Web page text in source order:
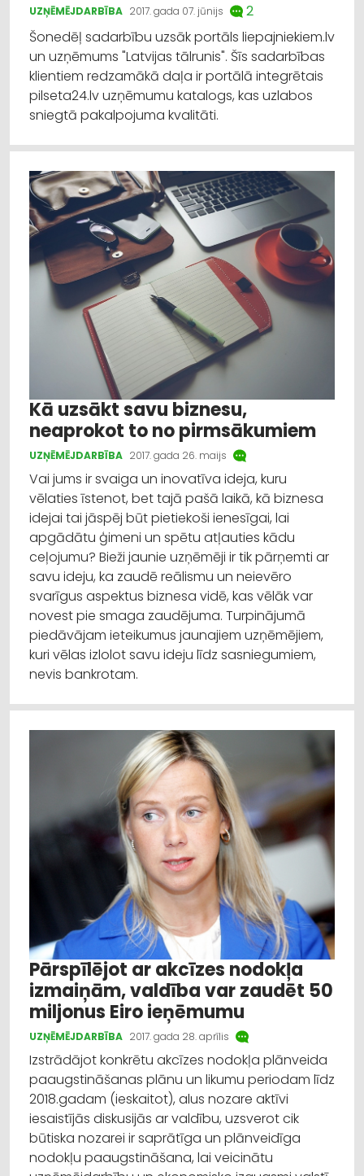
UZŅĒMĒJDARBĪBA 2017. gada 07. jūnijs
2
Šonedēļ sadarbību uzsāk portāls liepajniekiem.lv
un uzņēmums "Latvijas tālrunis". Šīs sadarbības
klientiem redzamākā daļa ir portālā integrētais
pilseta24.lv uzņēmumu katalogs, kas uzlabos
sniegtā pakalpojuma kvalitāti.
Kā uzsākt savu biznesu,
neaprokot to no pirmsākumiem
UZŅĒMĒJDARBĪBA 2017. gada 26. maijs
Vai jums ir svaiga un inovatīva ideja, kuru
vēlaties īstenot, bet tajā pašā laikā, kā biznesa
idejai tai jāspēj būt pietiekoši ienesīgai, lai
apgādātu ģimeni un spētu atļauties kādu
ceļojumu? Bieži jaunie uzņēmēji ir tik pārņemti ar
savu ideju, ka zaudē reālismu un neievēro
svarīgus aspektus biznesa vidē, kas vēlāk var
novest pie smaga zaudējuma. Turpinājumā
piedāvājam ieteikumus jaunajiem uzņēmējiem,
kuri vēlas izlolot savu ideju līdz sasniegumiem,
nevis bankrotam.
Pārspīlējot ar akcīzes nodokļa
izmaiņām, valdība var zaudēt 50
miljonus Eiro ieņēmumu
UZŅĒMĒJDARBĪBA 2017. gada 28. aprīlis
Izstrādājot konkrētu akcīzes nodokļa plānveida
paaugstināšanas plānu un likumu periodam līdz
2018.gadam (ieskaitot), alus nozare aktīvi
iesaistījās diskusijās ar valdību, uzsverot cik
būtiska nozarei ir saprātīga un plānveidīga
nodokļu paaugstināšana, lai veicinātu